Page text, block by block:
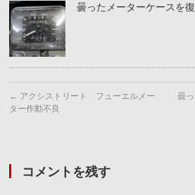
曇ったメーターケースを復
← アクシストリート フューエルメー
ター作動不良
曇
コメントを残す